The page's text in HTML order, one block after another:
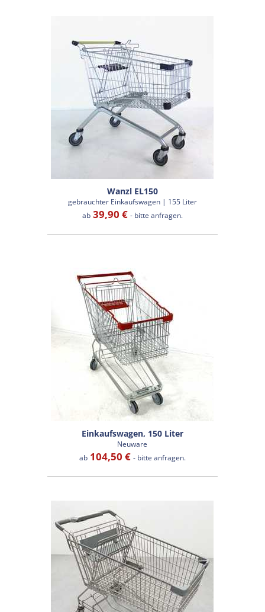
Wanzl EL150
gebrauchter Einkaufswagen | 155 Liter
ab39,90 € - bitte anfragen.
Einkaufswagen, 150 Liter
Neuware
ab104,50 € - bitte anfragen.